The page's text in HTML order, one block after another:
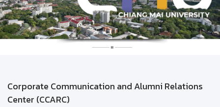
Corporate Communication and Alumni Relations
Center (CCARC)